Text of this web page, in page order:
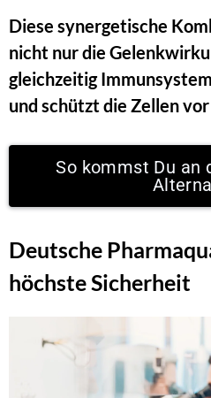
Diese synergetische
nicht nur die
gleichzeitig
und schützt die Zellen
So kommst Du an
Deutsche
höchste Sicherheit